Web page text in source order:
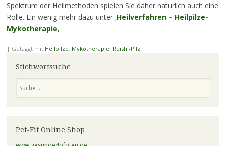
Spektrum der Heilmethoden spielen Sie daher natürlich auch eine
Rolle. Ein wenig mehr dazu unter ‚Heilverfahren – Heilpilze-
Mykotherapie‚
| Getaggt mit Heilpilze, Mykotherapie, Reishi-Pilz
Stichwortsuche
Pet-Fit Online Shop